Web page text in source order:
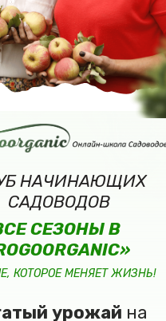
урожай на
НАЧИНАЮЩИХ
САДОВОДОВ
КОТОРОЕ МЕНЯЕТ ЖИЗНЬ!
СЕЗОНЫ В